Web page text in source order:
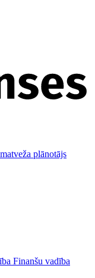
plānotājs
Finanšu vadība